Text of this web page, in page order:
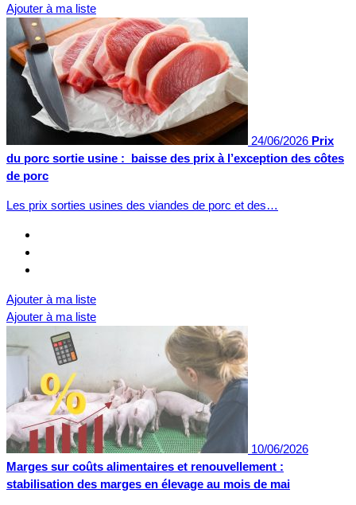
Ajouter à ma liste
24/06/2026 Prix
du porc sortie usine : baisse des prix à l’exception des côtes
de porc
Les prix sorties usines des viandes de porc et des…
Ajouter à ma liste
Ajouter à ma liste
10/06/2026
Marges sur coûts alimentaires et renouvellement :
stabilisation des marges en élevage au mois de mai